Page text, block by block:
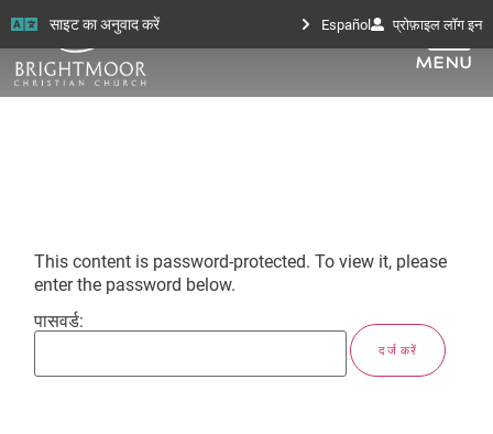
साइट का अनुवाद करें Español प्रोफ़ाइल लॉग इन
This content is password-protected. To view it, please
enter the password below.
पासवर्ड: